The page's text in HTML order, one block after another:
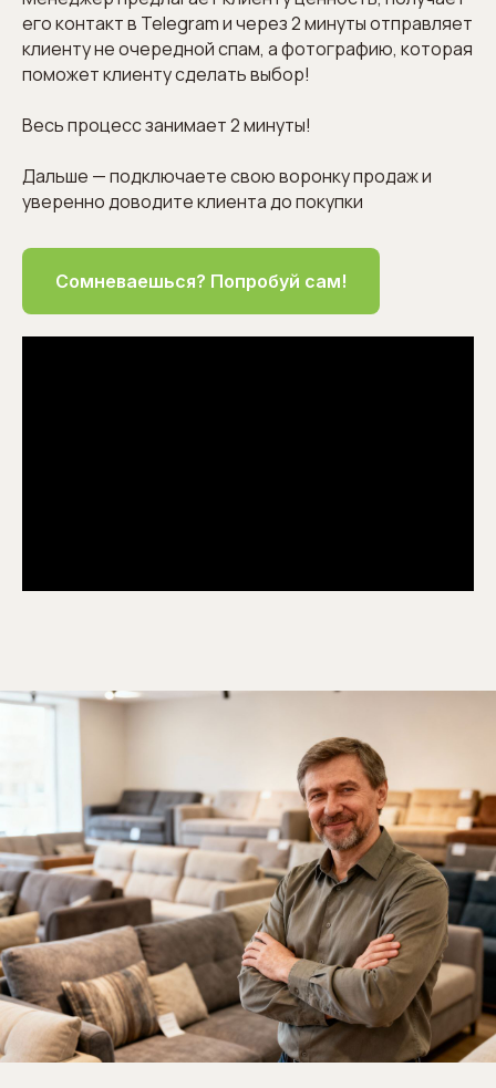
его контакт в Telegram и через 2 минуты отправляет
клиенту не очередной спам, а фотографию, которая
поможет клиенту сделать выбор!
Весь процесс занимает 2 минуты!
Дальше — подключаете свою воронку продаж и
уверенно доводите клиента до покупки
Сомневаешься? Попробуй сам!